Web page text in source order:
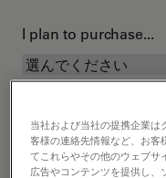
I plan to purchase...
お客様情報
当社および当社の提携企業は
客様の連絡先情報など、お客
てこれらやその他のウェブサ
広告やコンテンツを提供し